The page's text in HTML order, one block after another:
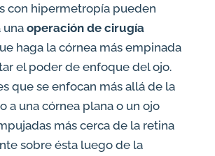
con hipermetropía pueden
unaoperación de cirugía
haga la córnea más empinada
el poder de enfoque del ojo.
que se enfocan más allá de la
a una córnea plana o un ojo
más cerca de la retina
sobre ésta luego de la